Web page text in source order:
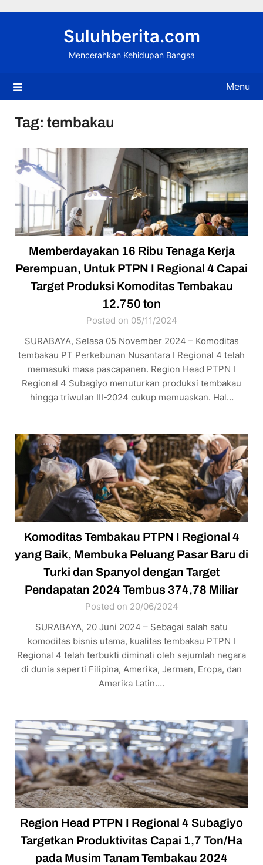
Suluhberita.com
Mencerahkan Kehidupan Bangsa
Menu
Tag: tembakau
Memberdayakan 16 Ribu Tenaga Kerja
Perempuan, Untuk PTPN I Regional 4 Capai
Target Produksi Komoditas Tembakau
12.750 ton
Posted on 05/11/2024
SURABAYA, Selasa 05 November 2024 – Komoditas
tembakau PT Perkebunan Nusantara I Regional 4 telah
memasuki masa pascapanen. Region Head PTPN I
Regional 4 Subagiyo menuturkan produksi tembakau
hingga triwulan III-2024 cukup memuaskan. Hal…
Komoditas Tembakau PTPN I Regional 4
yang Baik, Membuka Peluang Pasar Baru di
Turki dan Spanyol dengan Target
Pendapatan 2024 Tembus 374,78 Miliar
Posted on 20/06/2024
SURABAYA, 20 Juni 2024 – Sebagai salah satu
komoditas bisnis utama, kualitas tembakau PTPN I
Regional 4 telah terbukti diminati oleh sejumlah negara
di dunia seperti Filipina, Amerika, Jerman, Eropa, dan
Amerika Latin….
Region Head PTPN I Regional 4 Subagiyo
Targetkan Produktivitas Capai 1,7 Ton/Ha
pada Musim Tanam Tembakau 2024